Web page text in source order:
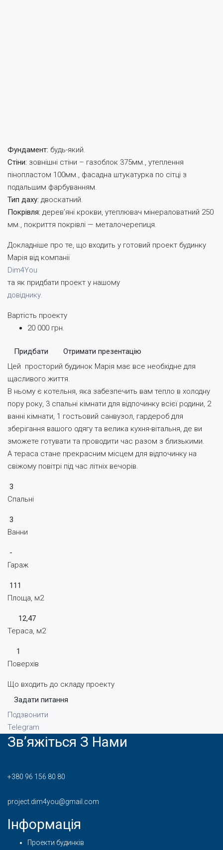
Фундамент: будь-який.
Стіни: зовнішні стіни – газоблок 375мм., утеплення
пінопластом 100мм., фасадна штукатурка по сітці з
подальшим фарбуванням.
Тип даху: двоскатний.
Покрівля: дерев’яні крокви, утеплювач мінераловатний 250
мм., покриття покрівлі — металочерепиця.
Докладніше про те, що входить у готовий проект будинку
Марія від компанії
Dim4You
та як придбати проект у нашому
довіднику.
Вартість проекту
20 000 грн.
Придбати
Отримати презентацію
Цей просторий будинок Марія має все необхідне для
щасливого життя.
В ньому є котельня, яка забезпечить вам тепло в холодну
пору року, 3 спальні кімнати для відпочинку всієї родини, 2
ванні кімнати, 1 гостьовий санвузол, гардероб для
зберігання вашого одягу та велика кухня-вітальня, де ви
зможете готувати та проводити час разом з близькими.
А тераса стане прекрасним місцем для відпочинку на
свіжому повітрі під час літніх вечорів.
3
Спальні
3
Ванни
-
Гараж
111
Площа, м2
12,47
Тераса, м2
1
Поверхів
Що входить до складу проекту
Задати питання
Подзвонити
Telegram
Зв’яжіться З Нами
+380 96 156 80 80
project.dim4you@gmail.com
Інформація
Проекти будинків